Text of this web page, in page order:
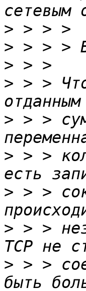
>
>
>
> > >
> > >
> > >
> > >
> > >
> > >